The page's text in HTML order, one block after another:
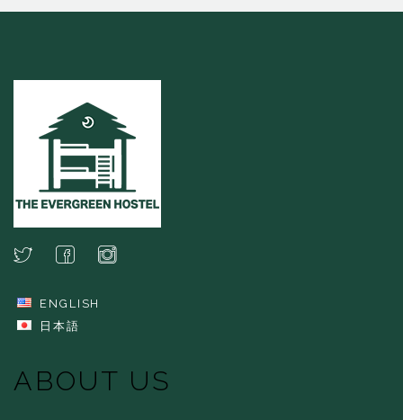
ENGLISH
日本語
ABOUT US